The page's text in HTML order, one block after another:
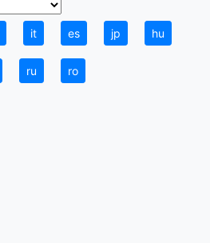
it es jp hu
ru ro